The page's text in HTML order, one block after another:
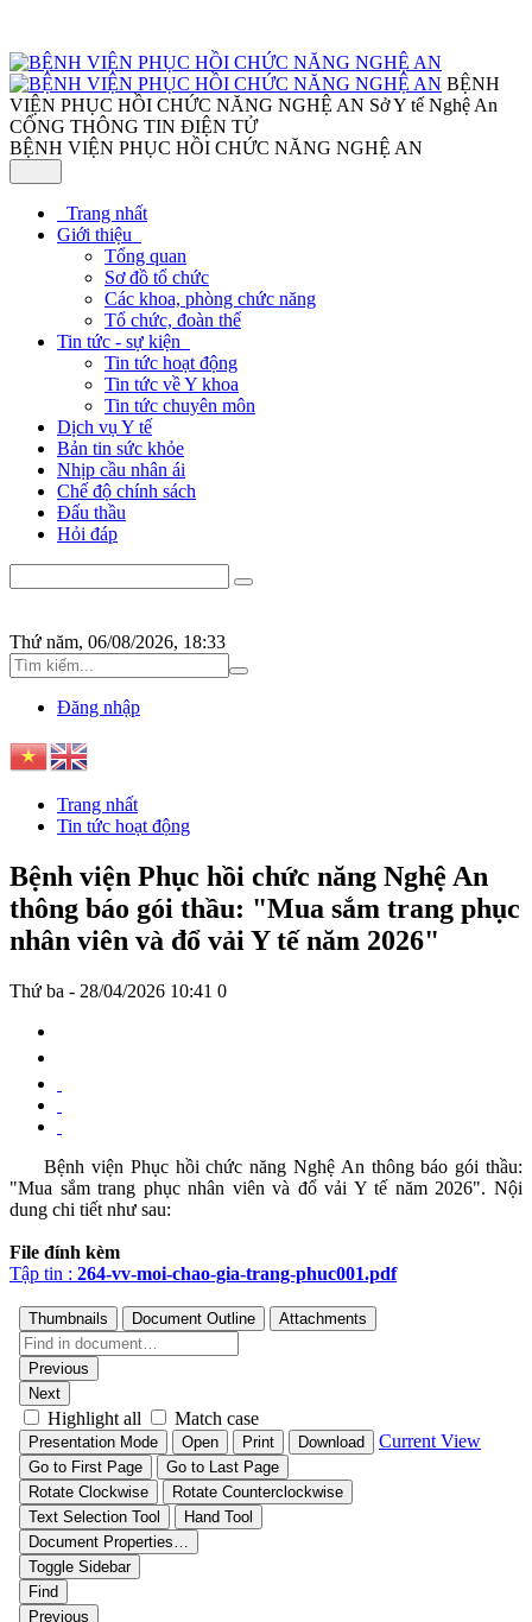
BỆNH
VIỆN PHỤC HỒI CHỨC NĂNG NGHỆ AN Sở Y tế Nghệ An
CỔNG THÔNG TIN ĐIỆN TỬ
BỆNH VIỆN PHỤC HỒI CHỨC NĂNG NGHỆ AN
Trang nhất
Giới thiệu
Tổng quan
Sơ đồ tổ chức
Các khoa, phòng chức năng
Tổ chức, đoàn thể
Tin tức - sự kiện
Tin tức hoạt động
Tin tức về Y khoa
Tin tức chuyên môn
Dịch vụ Y tế
Bản tin sức khỏe
Nhịp cầu nhân ái
Chế độ chính sách
Đấu thầu
Hỏi đáp
Thứ năm, 06/08/2026, 18:33
Đăng nhập
Trang nhất
Tin tức hoạt động
Bệnh viện Phục hồi chức năng Nghệ An
thông báo gói thầu: "Mua sắm trang phục
nhân viên và đổ vải Y tế năm 2026"
Thứ ba - 28/04/2026 10:41 0
Bệnh viện Phục hồi chức năng Nghệ An thông báo gói thầu:
"Mua sắm trang phục nhân viên và đổ vải Y tế năm 2026". Nội
dung chi tiết như sau:
File đính kèm
Tập tin : 264-vv-moi-chao-gia-trang-phuc001.pdf